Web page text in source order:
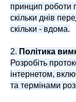
принцип роботи
скільки днів
скільки - вдома.
2. Політика
Розробіть
інтернетом,
та термінами